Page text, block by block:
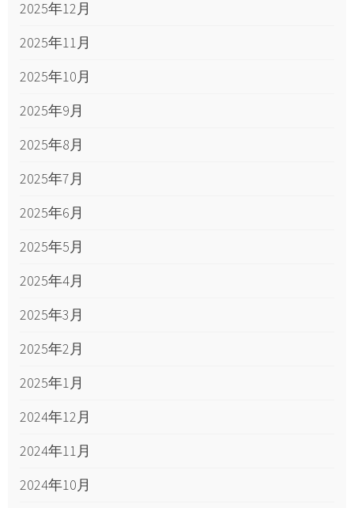
2025年12月
2025年11月
2025年10月
2025年9月
2025年8月
2025年7月
2025年6月
2025年5月
2025年4月
2025年3月
2025年2月
2025年1月
2024年12月
2024年11月
2024年10月